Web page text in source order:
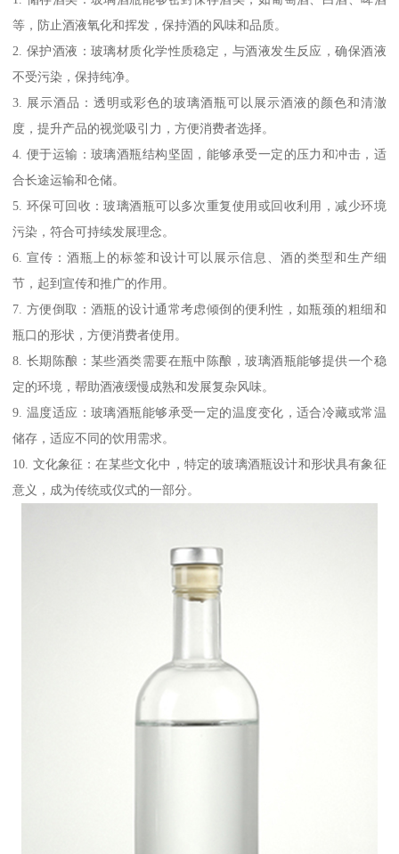
等，防止酒液氧化和挥发，保持酒的风味和品质。
2. 保护酒液：玻璃材质化学性质稳定，与酒液发生反应，确保酒液
不受污染，保持纯净。
3. 展示酒品：透明或彩色的玻璃酒瓶可以展示酒液的颜色和清澈
度，提升产品的视觉吸引力，方便消费者选择。
4. 便于运输：玻璃酒瓶结构坚固，能够承受一定的压力和冲击，适
合长途运输和仓储。
5. 环保可回收：玻璃酒瓶可以多次重复使用或回收利用，减少环境
污染，符合可持续发展理念。
6. 宣传：酒瓶上的标签和设计可以展示信息、酒的类型和生产细
节，起到宣传和推广的作用。
7. 方便倒取：酒瓶的设计通常考虑倾倒的便利性，如瓶颈的粗细和
瓶口的形状，方便消费者使用。
8. 长期陈酿：某些酒类需要在瓶中陈酿，玻璃酒瓶能够提供一个稳
定的环境，帮助酒液缓慢成熟和发展复杂风味。
9. 温度适应：玻璃酒瓶能够承受一定的温度变化，适合冷藏或常温
储存，适应不同的饮用需求。
10. 文化象征：在某些文化中，特定的玻璃酒瓶设计和形状具有象征
意义，成为传统或仪式的一部分。